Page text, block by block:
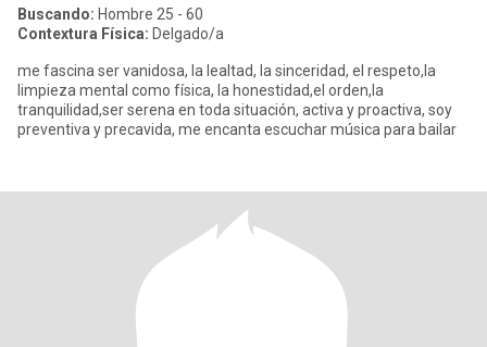
Buscando: Hombre 25 - 60
Contextura Física: Delgado/a
me fascina ser vanidosa, la lealtad, la sinceridad, el respeto,la
limpieza mental como física, la honestidad,el orden,la
tranquilidad,ser serena en toda situación, activa y proactiva, soy
preventiva y precavida, me encanta escuchar música para bailar